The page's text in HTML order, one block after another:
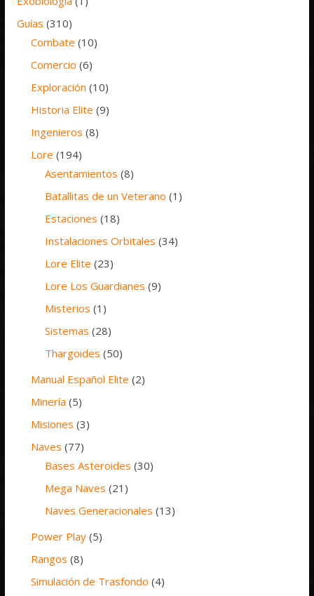
Guías (310)
Combate (10)
Comercio (6)
Exploración (10)
Historia Elite (9)
Ingenieros (8)
Lore (194)
Asentamientos (8)
Batallitas de un Veterano (1)
Estaciones (18)
Instalaciones Orbitales (34)
Lore Elite (23)
Lore Los Guardianes (9)
Misterios (1)
Sistemas (28)
Thargoides (50)
Manual Español Elite (2)
Minería (5)
Misiones (3)
Naves (77)
Bases Asteroides (30)
Mega Naves (21)
Naves Generacionales (13)
Power Play (5)
Rangos (8)
Simulación de Trasfondo (4)